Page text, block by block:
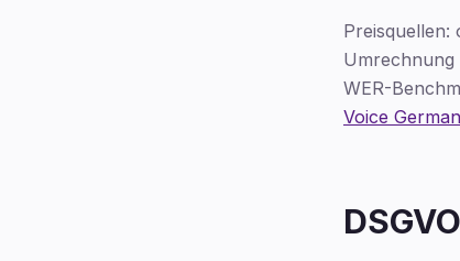
Preisquellen:
Umrechnung
WER-
Voice German